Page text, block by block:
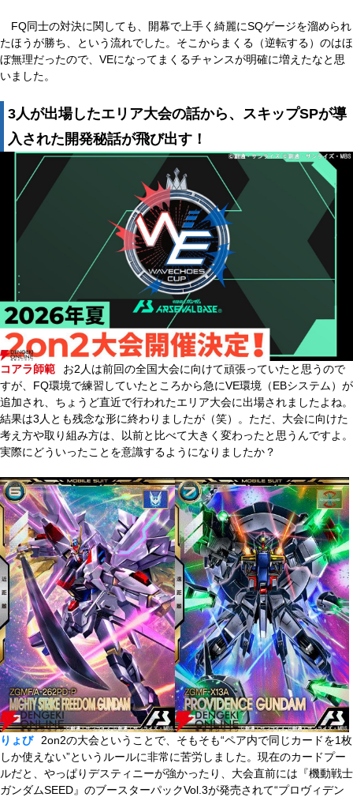
FQ同士の対決に関しても、開幕で上手く綺麗にSQゲージを溜められ
たほうが勝ち、という流れでした。そこからまくる（逆転する）のはほ
ぼ無理だったので、VEになってまくるチャンスが明確に増えたなと思
いました。
3人が出場したエリア大会の話から、スキップSPが導
入された開発秘話が飛び出す！
コアラ師範
お2人は前回の全国大会に向けて頑張っていたと思うので
すが、FQ環境で練習していたところから急にVE環境（EBシステム）が
追加され、ちょうど直近で行われたエリア大会に出場されましたよね。
結果は3人とも残念な形に終わりましたが（笑）。ただ、大会に向けた
考え方や取り組み方は、以前と比べて大きく変わったと思うんですよ。
実際にどういったことを意識するようになりましたか？
りょび
2on2の大会ということで、そもそも“ペア内で同じカードを1枚
しか使えない”というルールに非常に苦労しました。現在のカードプー
ルだと、やっぱりデスティニーが強かったり、大会直前には『機動戦士
ガンダムSEED』のブースターパックVol.3が発売されて“プロヴィデン